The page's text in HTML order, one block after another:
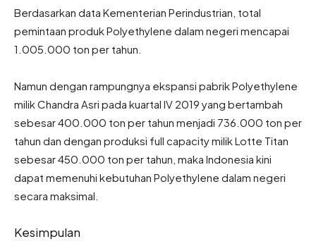
Berdasarkan data Kementerian Perindustrian, total
pemintaan produk Polyethylene dalam negeri mencapai
1.005.000 ton per tahun.
Namun dengan rampungnya ekspansi pabrik Polyethylene
milik Chandra Asri pada kuartal IV 2019 yang bertambah
sebesar 400.000 ton per tahun menjadi 736.000 ton per
tahun dan dengan produksi full capacity milik Lotte Titan
sebesar 450.000 ton per tahun, maka Indonesia kini
dapat memenuhi kebutuhan Polyethylene dalam negeri
secara maksimal.
Kesimpulan